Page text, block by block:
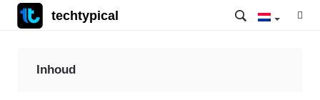
techtypical
Inhoud